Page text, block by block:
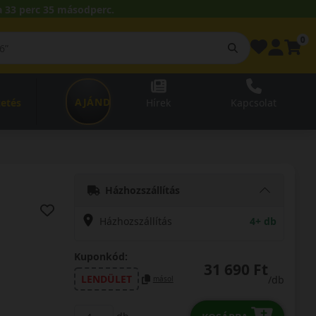
33 perc 34 másodperc.
AJÁNDÉKUTALVÁNY
Házhozszállítás
Házhozszállítás 4+ db
Kuponkód:
LENDÜLET
másol 31 690 Ft
/db